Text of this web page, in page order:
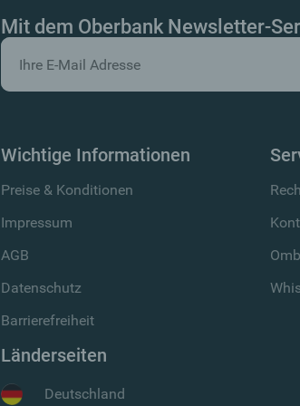
Mit dem Oberbank Newsletter-
Wichtige Informationen
Preise & Konditionen
Impressum
AGB
Datenschutz
Barrierefreiheit
Länderseiten
Deutschland